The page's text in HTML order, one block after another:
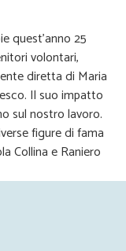
quest’anno 25
volontari,
diretta di Maria
Il suo impatto
sul nostro lavoro.
figure di fama
Collina e Raniero